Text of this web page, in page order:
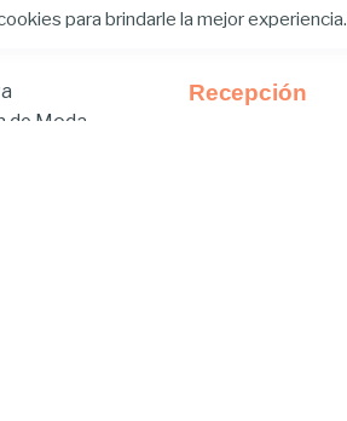
de Moda
Recepción
para brindarle la mejor experiencia.